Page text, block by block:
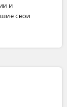
и
свои